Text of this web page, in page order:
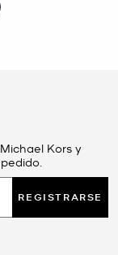
Kors y
REGISTRARSE